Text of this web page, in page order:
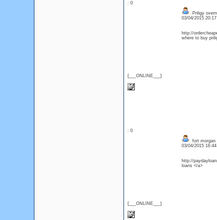
: 0
{___ONLINE___}
Priligy
03/04/2015
http://
where to buy
: 0
{___ONLINE___}
fort morgan
03/04/2015
http://
loans </a>